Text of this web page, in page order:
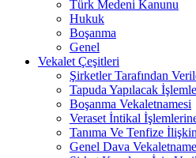
Türk Medeni Kanunu
Hukuk
Boşanma
Genel
Vekalet Çeşitleri
Şirketler Tarafından
Tapuda Yapılacak
Boşanma Vekaletnamesi
Veraset İntikal
Tanıma Ve Tenfize
Genel Dava